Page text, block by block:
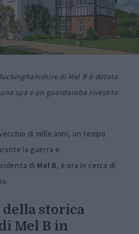
di Mel B è dotata
spa e un guardaroba rivestito
di mille anni, un tempo
la guerra e
di Mel B, è ora in cerca di
storica
Mel B in